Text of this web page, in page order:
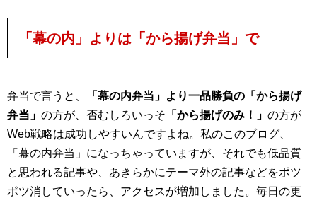
「幕の内」よりは「から揚げ弁当」で
弁当で言うと、
「幕の内弁当」より一品勝負の「から揚げ
弁当」 の方が、否むしろいっそ 「から揚げのみ！」 の方が
Web戦略は成功しやすいんですよね。私のこのブログ、
「幕の内弁当」になっちゃっていますが、それでも低品質
と思われる記事や、あきらかにテーマ外の記事などをポツ
ポツ消していったら、アクセスが増加しました。毎日の更